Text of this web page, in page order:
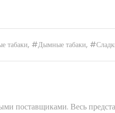
табаки, #Дымные табаки,
поставщиками. Весь